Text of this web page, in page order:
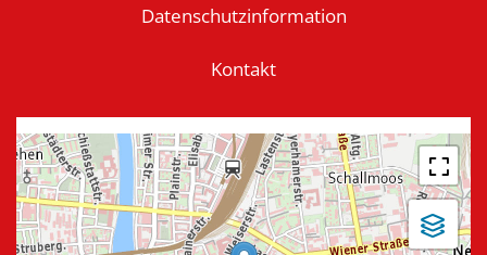
Datenschutzinformation
Kontakt